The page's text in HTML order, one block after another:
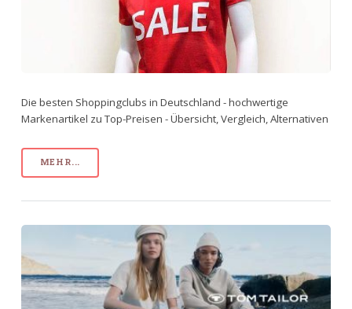
Die besten Shoppingclubs in Deutschland - hochwertige
Markenartikel zu Top-Preisen - Übersicht, Vergleich, Alternativen
MEHR...